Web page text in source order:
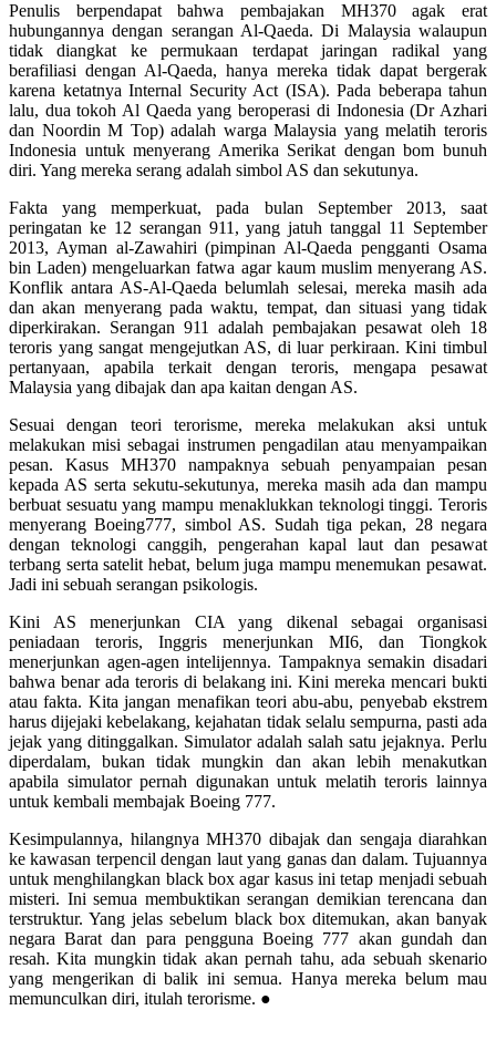
Penulis berpendapat bahwa pembajakan MH370 agak erat
hubungannya dengan serangan Al-Qaeda. Di Malaysia walaupun
tidak diangkat ke permukaan terdapat jaringan radikal yang
berafiliasi dengan Al-Qaeda, hanya mereka tidak dapat bergerak
karena ketatnya Internal Security Act (ISA). Pada beberapa tahun
lalu, dua tokoh Al Qaeda yang beroperasi di Indonesia (Dr Azhari
dan Noordin M Top) adalah warga Malaysia yang melatih teroris
Indonesia untuk menyerang Amerika Serikat dengan bom bunuh
diri. Yang mereka serang adalah simbol AS dan sekutunya.
Fakta yang memperkuat, pada bulan September 2013, saat
peringatan ke 12 serangan 911, yang jatuh tanggal 11 September
2013, Ayman al-Zawahiri (pimpinan Al-Qaeda pengganti Osama
bin Laden) mengeluarkan fatwa agar kaum muslim menyerang AS.
Konflik antara AS-Al-Qaeda belumlah selesai, mereka masih ada
dan akan menyerang pada waktu, tempat, dan situasi yang tidak
diperkirakan. Serangan 911 adalah pembajakan pesawat oleh 18
teroris yang sangat mengejutkan AS, di luar perkiraan. Kini timbul
pertanyaan, apabila terkait dengan teroris, mengapa pesawat
Malaysia yang dibajak dan apa kaitan dengan AS.
Sesuai dengan teori terorisme, mereka melakukan aksi untuk
melakukan misi sebagai instrumen pengadilan atau menyampaikan
pesan. Kasus MH370 nampaknya sebuah penyampaian pesan
kepada AS serta sekutu-sekutunya, mereka masih ada dan mampu
berbuat sesuatu yang mampu menaklukkan teknologi tinggi. Teroris
menyerang Boeing777, simbol AS. Sudah tiga pekan, 28 negara
dengan teknologi canggih, pengerahan kapal laut dan pesawat
terbang serta satelit hebat, belum juga mampu menemukan pesawat.
Jadi ini sebuah serangan psikologis.
Kini AS menerjunkan CIA yang dikenal sebagai organisasi
peniadaan teroris, Inggris menerjunkan MI6, dan Tiongkok
menerjunkan agen-agen intelijennya. Tampaknya semakin disadari
bahwa benar ada teroris di belakang ini. Kini mereka mencari bukti
atau fakta. Kita jangan menafikan teori abu-abu, penyebab ekstrem
harus dijejaki kebelakang, kejahatan tidak selalu sempurna, pasti ada
jejak yang ditinggalkan. Simulator adalah salah satu jejaknya. Perlu
diperdalam, bukan tidak mungkin dan akan lebih menakutkan
apabila simulator pernah digunakan untuk melatih teroris lainnya
untuk kembali membajak Boeing 777.
Kesimpulannya, hilangnya MH370 dibajak dan sengaja diarahkan
ke kawasan terpencil dengan laut yang ganas dan dalam. Tujuannya
untuk menghilangkan black box agar kasus ini tetap menjadi sebuah
misteri. Ini semua membuktikan serangan demikian terencana dan
terstruktur. Yang jelas sebelum black box ditemukan, akan banyak
negara Barat dan para pengguna Boeing 777 akan gundah dan
resah. Kita mungkin tidak akan pernah tahu, ada sebuah skenario
yang mengerikan di balik ini semua. Hanya mereka belum mau
memunculkan diri, itulah terorisme. ●